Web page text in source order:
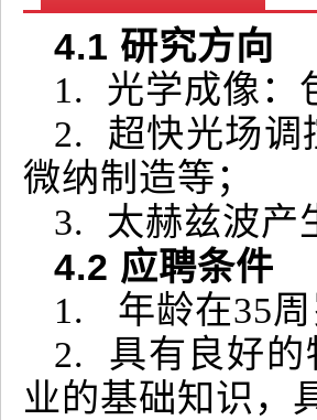
4.1 研究方向
1. 光学成像：
2. 超快光场调
微纳制造等；
3. 太赫兹波产
4.2 应聘条件
1. 年龄在35周
2. 具有良好的
业的基础知识，